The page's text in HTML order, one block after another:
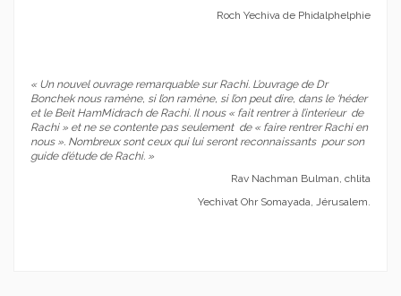
Roch Yechiva de Phidalphelphie
« Un nouvel ouvrage remarquable sur Rachi. L’ouvrage de Dr
Bonchek nous ramène, si l’on ramène, si l’on peut dire, dans le ‘héder
et le Beit HamMidrach de Rachi. Il nous « fait rentrer à l’interieur de
Rachi » et ne se contente pas seulement de « faire rentrer Rachi en
nous ». Nombreux sont ceux qui lui seront reconnaissants pour son
guide d’étude de Rachi. »
Rav Nachman Bulman, chlita
Yechivat Ohr Somayada, Jérusalem.